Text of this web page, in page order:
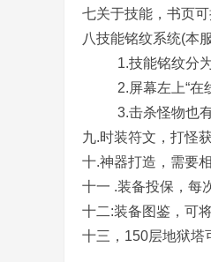
七关于技能，书页
八技能铭纹系统(本
1.技能铭纹分为
2.屏幕左上“在线
3.击杀怪物也有
九.时装符文，打怪
十.神器打造，需要
十一 .装备投保，每
十二:装备图鉴，可
十三，150层地狱塔